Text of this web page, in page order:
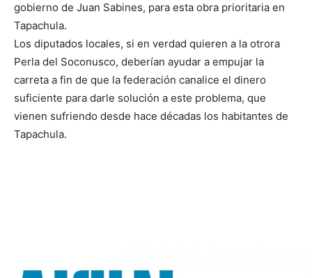
gobierno de Juan Sabines, para esta obra prioritaria en
Tapachula.
Los diputados locales, si en verdad quieren a la otrora
Perla del Soconusco, deberían ayudar a empujar la
carreta a fin de que la federación canalice el dinero
suficiente para darle solución a este problema, que
vienen sufriendo desde hace décadas los habitantes de
Tapachula.